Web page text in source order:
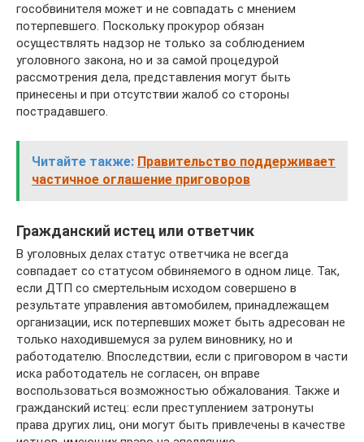
гособвинителя может и не совпадать с мнением
потерпевшего. Поскольку прокурор обязан
осуществлять надзор не только за соблюдением
уголовного закона, но и за самой процедурой
рассмотрения дела, представления могут быть
принесены и при отсутствии жалоб со стороны
пострадавшего.
Читайте также: Правительство поддерживает
частичное оглашение приговоров
Гражданский истец или ответчик
В уголовных делах статус ответчика не всегда
совпадает со статусом обвиняемого в одном лице. Так,
если ДТП со смертельным исходом совершено в
результате управления автомобилем, принадлежащем
организации, иск потерпевших может быть адресован не
только находившемуся за рулем виновнику, но и
работодателю. Впоследствии, если с приговором в части
иска работодатель не согласен, он вправе
воспользоваться возможностью обжалования. Также и
гражданский истец: если преступлением затронуты
права других лиц, они могут быть привлечены в качестве